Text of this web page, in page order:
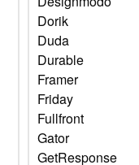
Dorik
Duda
Durable
Framer
Friday
Fullfront
Gator
GetResponse